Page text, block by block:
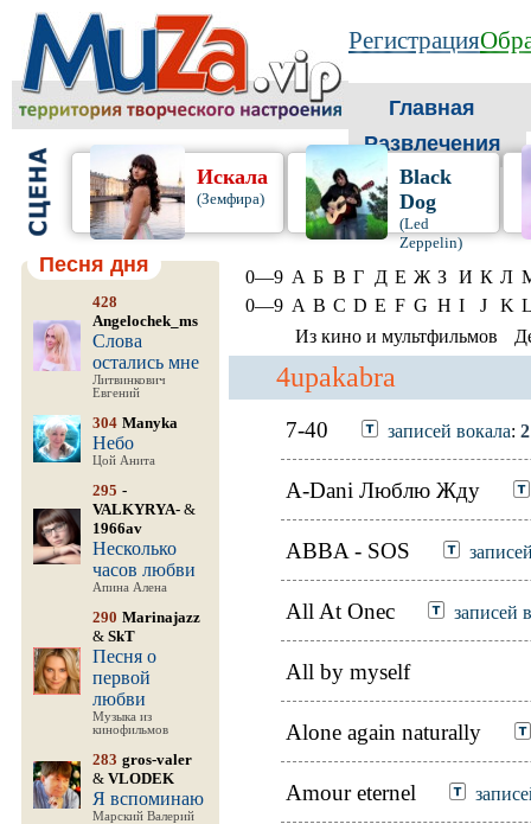
Регистрация
Главная
Развлечения
Искала
(Земфира)
Black
Dog
(Led
Zeppelin)
Песня дня
428
Angelochek_ms
Слова
остались мне
Литвинкович
Евгений
304 Manyka
Небо
Цой Анита
295 -
VALKYRYA- &
1966av
Несколько
часов любви
Апина Алена
290 Marinajazz
& SkT
Песня о
первой
любви
Музыка из
кинофильмов
283 gros-valer
& VLODEK
Я вспоминаю
Марский Валерий
0—9 А Б В Г Д Е Ж З И К Л
0—9 A B C D E F G H I J K
Из кино и мультфильмов
4upakabra
7-40 записей вокала: 2
A-Dani Люблю Жду
ABBA - SOS
All At Onec записей
All by myself
Alone again naturally
Amour eternel